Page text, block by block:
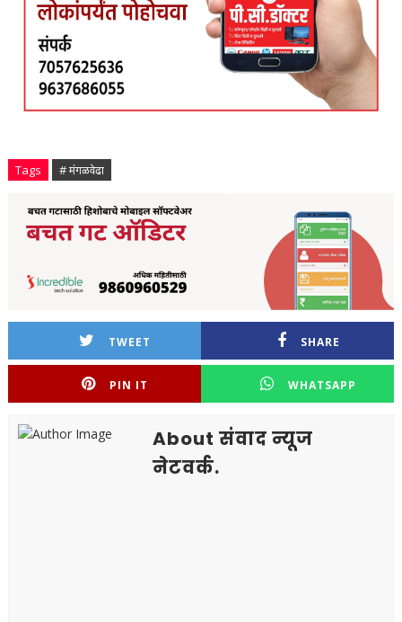
Tags # मंगळवेढा
TWEET SHARE
PIN IT WHATSAPP
About संवाद न्यूज
नेटवर्क.